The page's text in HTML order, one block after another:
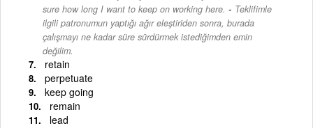
sure how long I want to keep on working here. - Teklifimle
ilgili patronumun yaptığı ağır eleştiriden sonra, burada
çalışmayı ne kadar süre sürdürmek istediğimden emin
değilim.
retain
perpetuate
keep going
remain
lead